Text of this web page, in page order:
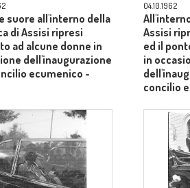
suore all'interno della
di Assisi ripresi
ad alcune donne in
dell'inaugurazione
ecumenico -
04.10.1962
Assisi
ed il
in
concilio